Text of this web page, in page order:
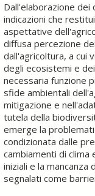
Dall'elaborazione
indicazioni che
aspettative
diffusa percezione
dall'agricoltura, a cui
degli ecosistemi e
necessaria funzione
sfide ambientali
mitigazione e
tutela della
emerge la
condizionata dalle
cambiamenti di clima
iniziali e la
segnalati come